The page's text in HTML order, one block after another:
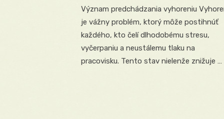
Význam predchádzania vyhoreniu
je vážny problém, ktorý môže postihnúť
každého, kto čelí dlhodobému stresu,
vyčerpaniu a neustálemu tlaku na
pracovisku. Tento stav nielenže znižuje …